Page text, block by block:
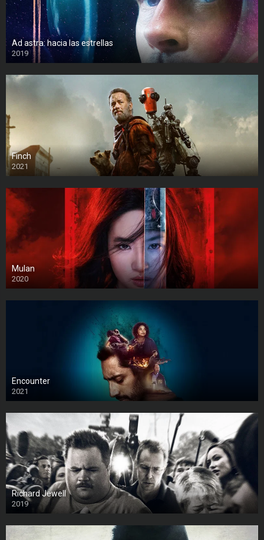
Ad astra: hacia las estrellas
2019
Finch
2021
Mulan
2020
Encounter
2021
Richard Jewell
2019